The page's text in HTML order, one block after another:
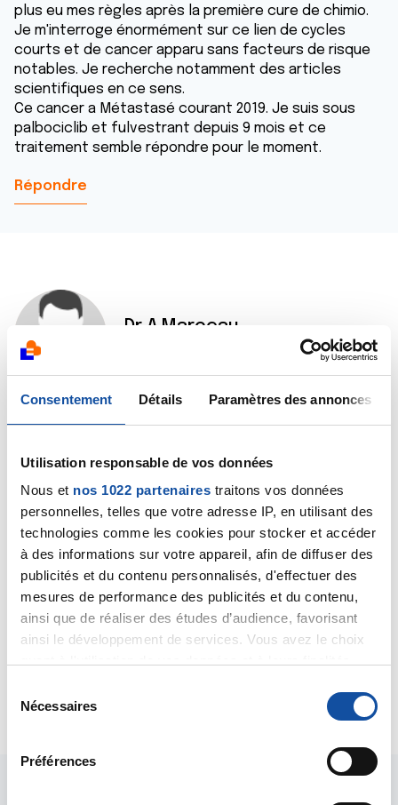
Consentement Détails Paramètres des annonces
Utilisation responsable de vos données
Nous et nos 1022 partenaires traitons vos données
personnelles, telles que votre adresse IP, en utilisant des
technologies comme les cookies pour stocker et accéder
à des informations sur votre appareil, afin de diffuser des
publicités et du contenu personnalisés, d'effectuer des
mesures de performance des publicités et du contenu,
ainsi que de réaliser des études d’audience, favorisant
ainsi le développement de services. Vous avez le choix
tout moment en consultant la Déclaration relative aux
cookies ou en cliquant sur l'icône de confidentialité.
Si vous le permettez, nous aimerions également :
Nécessaires
Préférences
plus eu mes règles après la première cure de chimio.
Je m'interroge énormément sur ce lien de cycles
courts et de cancer apparu sans facteurs de risque
notables. Je recherche notamment des articles
scientifiques en ce sens.
Ce cancer a Métastasé courant 2019. Je suis sous
palbociclib et fulvestrant depuis 9 mois et ce
traitement semble répondre pour le moment.
Répondre
Dr A.Marceau
Bonjour,
La présence (ou l'absence) de récepteurs hormonaux
sur les cellules d'un cancer du sein est peu influencée
par l'âge. Mais dans l'absolu, mieux vaut avoir de tels
récepteurs puisqu'ils vont permettre d'élargir les
possibilités thérapeutiques, notamment avec
Je n'ai pas connaissance d'un lien statistique
significatif entre des cycles menstruels courts et le
cancer du sein.
Bien cordialement
Dr A.Marceau
Citer